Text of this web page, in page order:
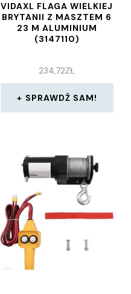
VIDAXL FLAGA WIELKIEJ
BRYTANII Z MASZTEM 6
23 M ALUMINIUM
(3147110)
234,72ZŁ
SPRAWDŹ SAM!